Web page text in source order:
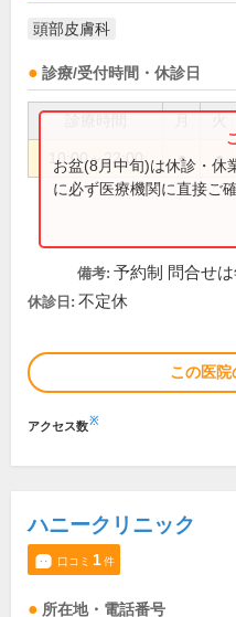
頭部皮膚科
診療/受付時間・休診日
10:00～22:00 ● ●
お盆(8月中旬)は休診・休
に必ず医療機関に直接ご
備考: 予約制 問合せ
休診日: 不定休
この医院
アクセス数※
ハニークリニック
口コミ 1件
所在地・電話番号